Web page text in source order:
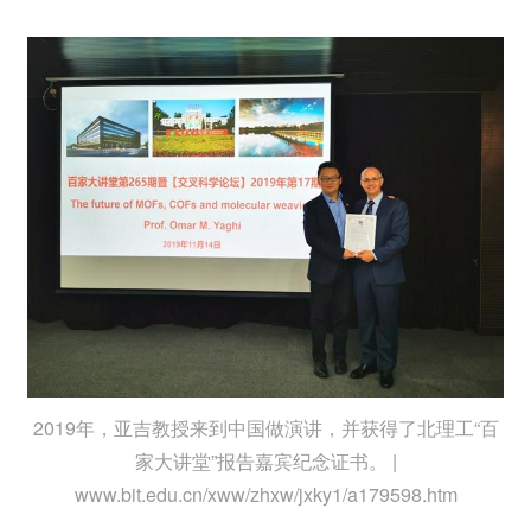
2019年，亚吉教授来到中国做演讲，并获得了北理工“百
家大讲堂”报告嘉宾纪念证书。 |
www.bit.edu.cn/xww/zhxw/jxky1/a179598.htm